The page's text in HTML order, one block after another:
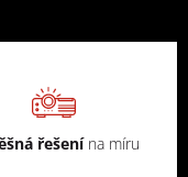
řešení na míru